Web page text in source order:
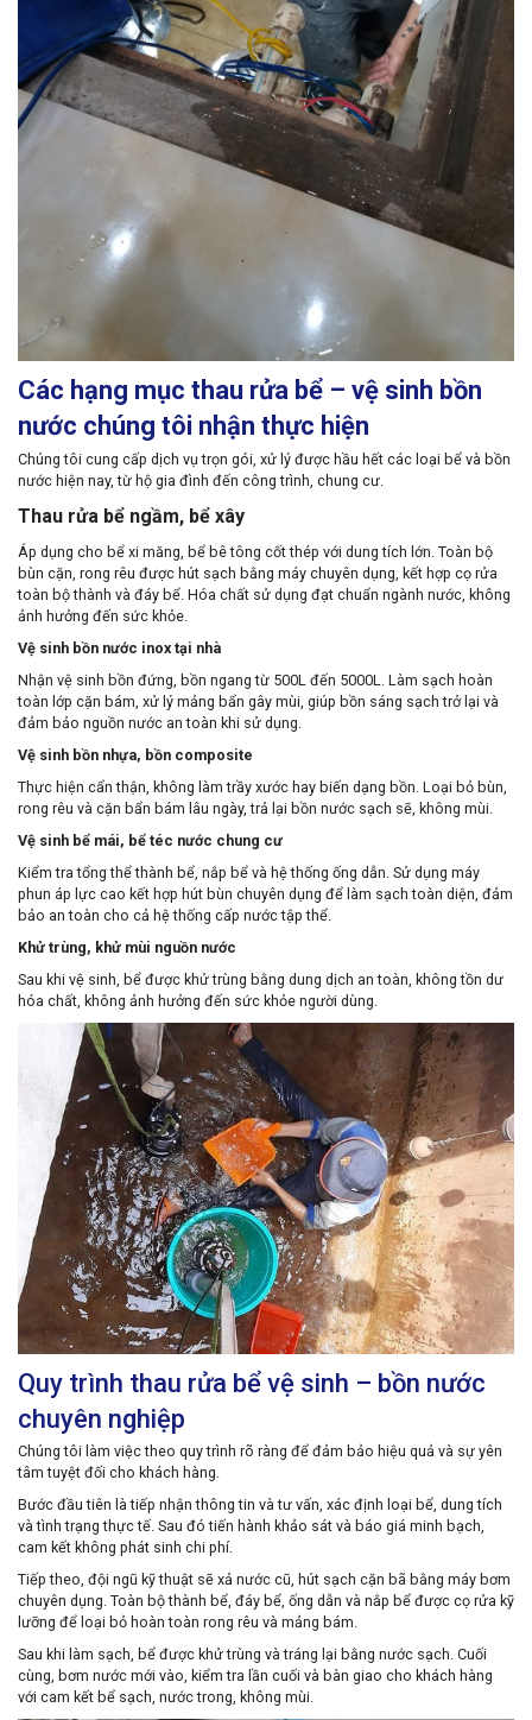
Các hạng mục thau rửa bể – vệ sinh bồn
nước chúng tôi nhận thực hiện
Chúng tôi cung cấp dịch vụ trọn gói, xử lý được hầu hết các loại bể và bồn
nước hiện nay, từ hộ gia đình đến công trình, chung cư.
Thau rửa bể ngầm, bể xây
Áp dụng cho bể xi măng, bể bê tông cốt thép với dung tích lớn. Toàn bộ
bùn cặn, rong rêu được hút sạch bằng máy chuyên dụng, kết hợp cọ rửa
toàn bộ thành và đáy bể. Hóa chất sử dụng đạt chuẩn ngành nước, không
ảnh hưởng đến sức khỏe.
Vệ sinh bồn nước inox tại nhà
Nhận vệ sinh bồn đứng, bồn ngang từ 500L đến 5000L. Làm sạch hoàn
toàn lớp cặn bám, xử lý mảng bẩn gây mùi, giúp bồn sáng sạch trở lại và
đảm bảo nguồn nước an toàn khi sử dụng.
Vệ sinh bồn nhựa, bồn composite
Thực hiện cẩn thận, không làm trầy xước hay biến dạng bồn. Loại bỏ bùn,
rong rêu và cặn bẩn bám lâu ngày, trả lại bồn nước sạch sẽ, không mùi.
Vệ sinh bể mái, bể téc nước chung cư
Kiểm tra tổng thể thành bể, nắp bể và hệ thống ống dẫn. Sử dụng máy
phun áp lực cao kết hợp hút bùn chuyên dụng để làm sạch toàn diện, đảm
bảo an toàn cho cả hệ thống cấp nước tập thể.
Khử trùng, khử mùi nguồn nước
Sau khi vệ sinh, bể được khử trùng bằng dung dịch an toàn, không tồn dư
hóa chất, không ảnh hưởng đến sức khỏe người dùng.
Quy trình thau rửa bể vệ sinh – bồn nước
chuyên nghiệp
Chúng tôi làm việc theo quy trình rõ ràng để đảm bảo hiệu quả và sự yên
tâm tuyệt đối cho khách hàng.
Bước đầu tiên là tiếp nhận thông tin và tư vấn, xác định loại bể, dung tích
và tình trạng thực tế. Sau đó tiến hành khảo sát và báo giá minh bạch,
cam kết không phát sinh chi phí.
Tiếp theo, đội ngũ kỹ thuật sẽ xả nước cũ, hút sạch cặn bã bằng máy bơm
chuyên dụng. Toàn bộ thành bể, đáy bể, ống dẫn và nắp bể được cọ rửa kỹ
lưỡng để loại bỏ hoàn toàn rong rêu và mảng bám.
Sau khi làm sạch, bể được khử trùng và tráng lại bằng nước sạch. Cuối
cùng, bơm nước mới vào, kiểm tra lần cuối và bàn giao cho khách hàng
với cam kết bể sạch, nước trong, không mùi.